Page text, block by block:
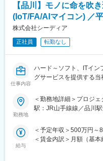
■開発環境：
言語：C、C++、C#、
■業務の魅力：
ィングな仕事です。そし
で腕を磨けます。
■当社の魅力：
・圧倒的な「技術領域」
す。
【品川】モノに命を吹
(IoT/FA/AIマイコン) ／
株式会社シーディア
正社員 転勤なし
仕事内容
ハード～ソフト、ITイン
グサービスを提供する
■職務内容：
要件定義から基本設計
適性に合わせてお任せし
勤務地
＜勤務地詳細＞プロジ
駅：JR山手線線／品川
給与
＜予定年収＞500万円～
＜賃金内訳＞月額（基